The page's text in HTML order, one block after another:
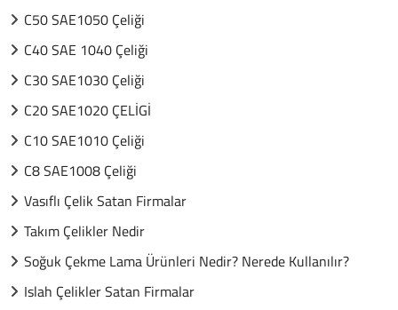
C50 SAE1050 Çeliği
C40 SAE 1040 Çeliği
C30 SAE1030 Çeliği
C20 SAE1020 ÇELİGİ
C10 SAE1010 Çeliği
C8 SAE1008 Çeliği
Vasıflı Çelik Satan Firmalar
Takım Çelikler Nedir
Soğuk Çekme Lama Ürünleri Nedir? Nerede Kullanılır?
Islah Çelikler Satan Firmalar